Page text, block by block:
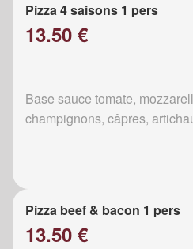
Pizza 4 saisons 1 pers
13.50 €
Base sauce tomate,
champignons, câpres,
Pizza beef & bacon 1 pers
13.50 €